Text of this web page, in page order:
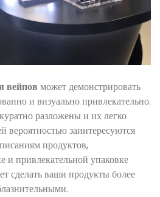
вейпов может демонстрировать
и визуально привлекательно.
разложены и их легко
вероятностью заинтересуются
продуктов,
и привлекательной упаковке
сделать ваши продукты более